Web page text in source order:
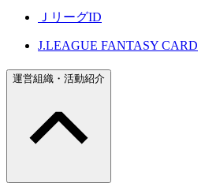
ＪリーグID
J.LEAGUE FANTASY CARD
運営組織・活動紹介